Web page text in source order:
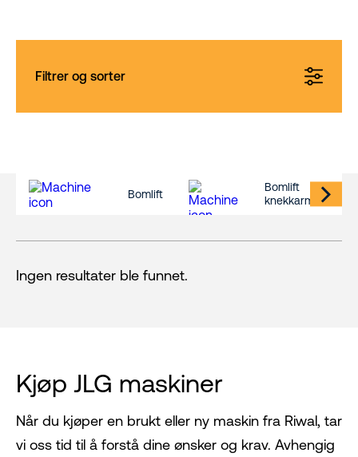
Filtrer og sorter
Bomlift
Bomlift
knekkarm
Ingen resultater ble funnet.
Kjøp JLG maskiner
Når du kjøper en brukt eller ny maskin fra Riwal, tar
vi oss tid til å forstå dine ønsker og krav. Avhengig